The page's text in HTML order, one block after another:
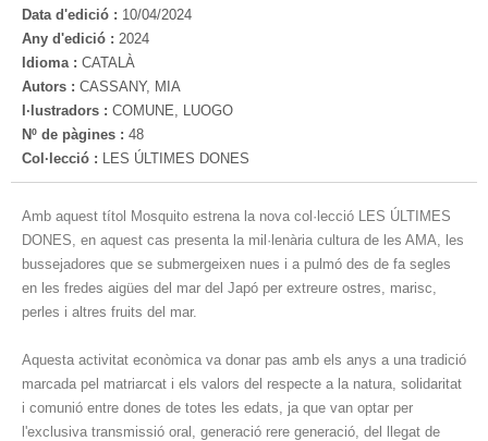
Data d'edició : 10/04/2024
Any d'edició : 2024
Idioma : CATALÀ
Autors : CASSANY, MIA
I·lustradors : COMUNE, LUOGO
Nº de pàgines : 48
Col·lecció : LES ÚLTIMES DONES
Amb aquest títol Mosquito estrena la nova col·lecció LES ÚLTIMES
DONES, en aquest cas presenta la mil·lenària cultura de les AMA, les
bussejadores que se submergeixen nues i a pulmó des de fa segles
en les fredes aigües del mar del Japó per extreure ostres, marisc,
perles i altres fruits del mar.
Aquesta activitat econòmica va donar pas amb els anys a una tradició
marcada pel matriarcat i els valors del respecte a la natura, solidaritat
i comunió entre dones de totes les edats, ja que van optar per
l'exclusiva transmissió oral, generació rere generació, del llegat de